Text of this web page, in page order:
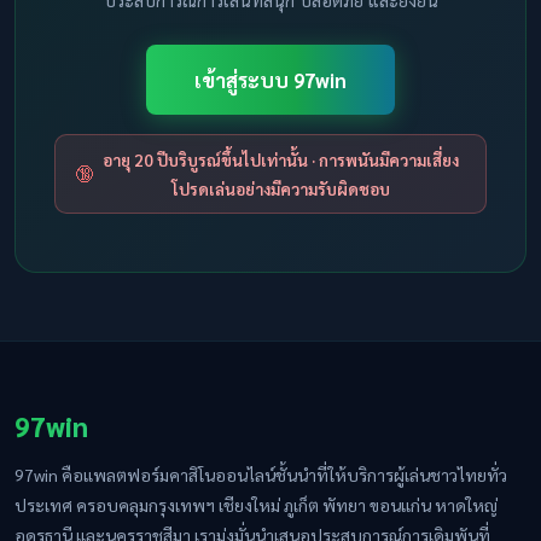
เข้าสู่ระบบ 97win
🔞
อายุ 20 ปีบริบูรณ์ขึ้นไปเท่านั้น · การพนันมีความเสี่ยง
โปรดเล่นอย่างมีความรับผิดชอบ
97win
97win คือแพลตฟอร์มคาสิโนออนไลน์ชั้นนำที่ให้บริการผู้เล่นชาวไทยทั่ว
ประเทศ ครอบคลุมกรุงเทพฯ เชียงใหม่ ภูเก็ต พัทยา ขอนแก่น หาดใหญ่
อุดรธานี และนครราชสีมา เรามุ่งมั่นนำเสนอประสบการณ์การเดิมพันที่